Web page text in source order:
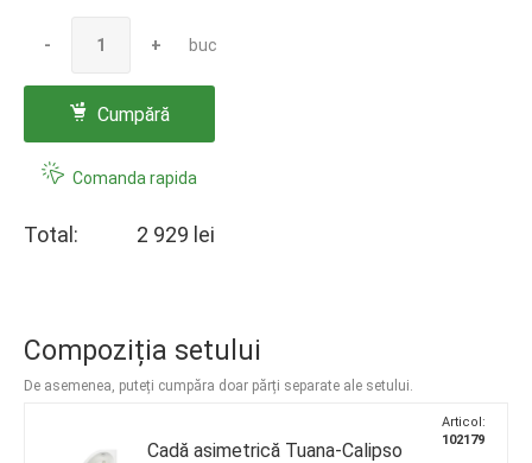
- + buc
Cumpără
Comanda rapida
Total: 2 929 lei
Compoziția setului
De asemenea, puteți cumpăra doar părți separate ale setului.
Cadă asimetrică Tuana-Calipso
Articol:
102179